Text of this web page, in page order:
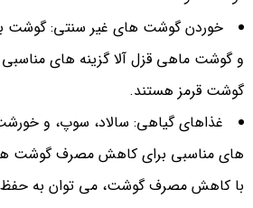
خوردن گوشت های غیر سنتی: گوشت
و گوشت ماهی قزل آلا گزینه های
گوشت قرمز هستند.
غذاهای گیاهی: سالاد، سوپ، و
های مناسبی برای کاهش مصرف گوشت
با کاهش مصرف گوشت، می توان به